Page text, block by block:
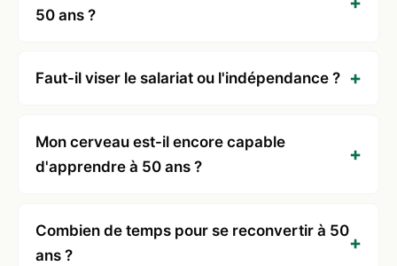
50 ans ?
Faut-il viser le salariat ou l'indépendance ?
Mon cerveau est-il encore capable
d'apprendre à 50 ans ?
Combien de temps pour se reconvertir à 50
ans ?